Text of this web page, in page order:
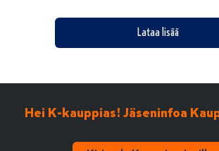
Lataa lisää
Hei K-kauppias! Jäseninfoa